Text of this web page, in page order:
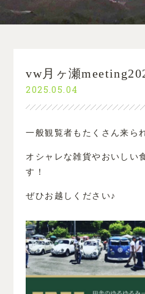
vw月ヶ瀬
2025.05.04
一般観覧者もたくさん来ら
オシャレな雑貨やおいしい
す！
ぜひお越しください♪